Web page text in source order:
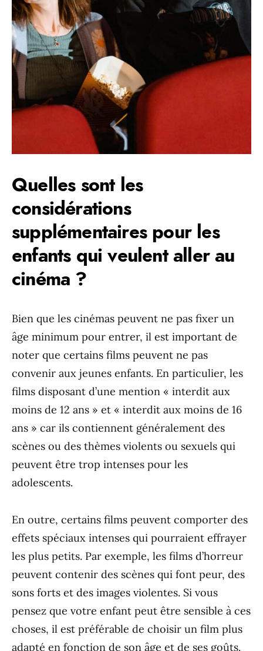
Quelles sont les
considérations
supplémentaires pour les
enfants qui veulent aller au
cinéma ?
Bien que les cinémas peuvent ne pas fixer un
âge minimum pour entrer, il est important de
noter que certains films peuvent ne pas
convenir aux jeunes enfants. En particulier, les
films disposant d’une mention « interdit aux
moins de 12 ans » et « interdit aux moins de 16
ans » car ils contiennent généralement des
scènes ou des thèmes violents ou sexuels qui
peuvent être trop intenses pour les
adolescents.
En outre, certains films peuvent comporter des
effets spéciaux intenses qui pourraient effrayer
les plus petits. Par exemple, les films d’horreur
peuvent contenir des scènes qui font peur, des
sons forts et des images violentes. Si vous
pensez que votre enfant peut être sensible à ces
choses, il est préférable de choisir un film plus
adapté en fonction de son âge et de ses goûts.